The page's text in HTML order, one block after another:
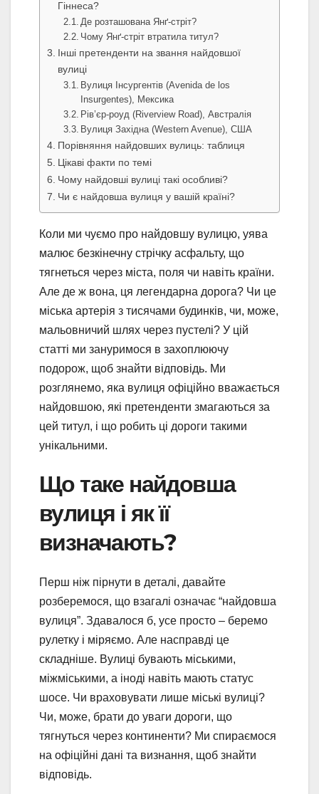
Гіннеса?
Де розташована Янґ-стріт?
Чому Янґ-стріт втратила титул?
Інші претенденти на звання найдовшої
вулиці
Вулиця Інсургентів (Avenida de los
Insurgentes), Мексика
Рів’єр-роуд (Riverview Road), Австралія
Вулиця Західна (Western Avenue), США
Порівняння найдовших вулиць: таблиця
Цікаві факти по темі
Чому найдовші вулиці такі особливі?
Чи є найдовша вулиця у вашій країні?
Коли ми чуємо про найдовшу вулицю, уява
малює безкінечну стрічку асфальту, що
тягнеться через міста, поля чи навіть країни.
Але де ж вона, ця легендарна дорога? Чи це
міська артерія з тисячами будинків, чи, може,
мальовничий шлях через пустелі? У цій
статті ми зануримося в захоплюючу
подорож, щоб знайти відповідь. Ми
розглянемо, яка вулиця офіційно вважається
найдовшою, які претенденти змагаються за
цей титул, і що робить ці дороги такими
унікальними.
Що таке найдовша
вулиця і як її
визначають?
Перш ніж пірнути в деталі, давайте
розберемося, що взагалі означає “найдовша
вулиця”. Здавалося б, усе просто – беремо
рулетку і міряємо. Але насправді це
складніше. Вулиці бувають міськими,
міжміськими, а іноді навіть мають статус
шосе. Чи враховувати лише міські вулиці?
Чи, може, брати до уваги дороги, що
тягнуться через континенти? Ми спираємося
на офіційні дані та визнання, щоб знайти
відповідь.